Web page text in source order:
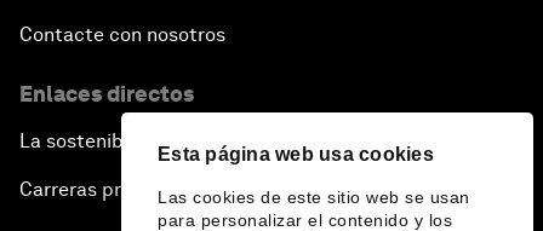
Esta página web usa cookies
Las cookies de este sitio web se usan
para personalizar el contenido y los
Contacte con nosotros
Enlaces directos
La sostenibilidad en el Foro
Carreras profesionales